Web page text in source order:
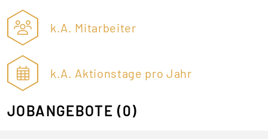
k.A. Mitarbeiter
k.A. Aktionstage pro Jahr
JOBANGEBOTE (0)